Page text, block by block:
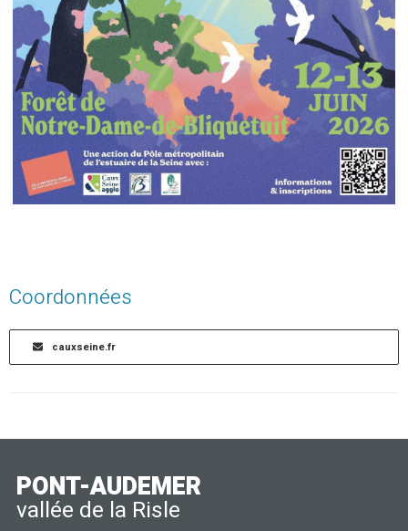
Coordonnées
cauxseine.fr
PONT-AUDEMER
vallée de la Risle